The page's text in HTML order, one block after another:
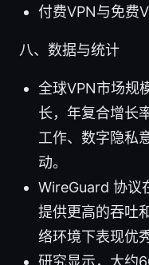
付费VPN与免费
八、数据与统计
全球VPN市场规
长，年复合增长
工作、数字隐私
动。
WireGuard 协议
提供更高的吞吐
络环境下表现优秀
研究显示，大约